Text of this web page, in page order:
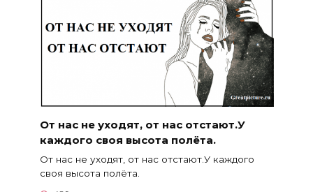
От нас не уходят, от нас отстают.У
каждого своя высота полёта.
От нас не уходят, от нас отстают.У каждого
своя высота полёта.